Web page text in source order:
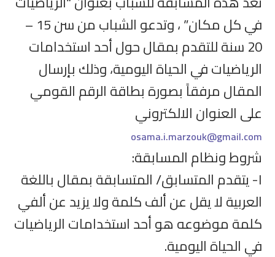
في كل مكان” ، وتدعو الشباب من سن 15 –
20 سنة للتقدم بمقال حول أحد استخدامات
الرياضيات في الحياة اليومية، وذلك بإرسال
المقال مرفقاً بصورة بطاقة الرقم القومي
على العنوان الالكتروني
osama.i.marzouk@gmail.com
شروط ونظام المسابقة:
١- يتقدم المتسابق/ المتسابقة بمقال باللغة
العربية لا يقل عن ألف كلمة ولا يزيد عن ألفي
كلمة موضوعه هو أحد استخدامات الرياضيات
في الحياة اليومية.